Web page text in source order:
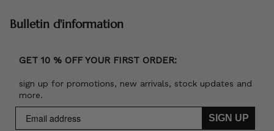
Bulletin d'information
GET 10 % OFF YOUR FIRST ORDER:
sign up for promotions, new arrivals, stock updates and
more.
SIGN UP